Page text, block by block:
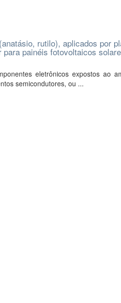
rutilo), aplicados por
painéis fotovoltaicos
eletrônicos expostos ao
semicondutores, ou ...